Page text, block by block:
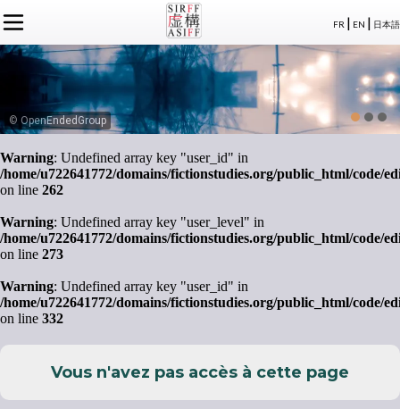
FR | EN | 日本語
L'ASSOCIATION
À PROPOS
ADHÉSION
ACTUALITÉS SIRFF
NOS CONGRÈS
SÉMINAIRES
ACTUALITÉS SUR LA FICTION
ÉVÉNEMENTS
MEMBRES
LE CONSEIL D’ADMINISTRATION
MEMBRES FONDATEURS
© OpenEndedGroup
Warning: Undefined array key "user_id" in
/home/u722641772/domains/fictionstudies.org/public_html/code/
on line 262
Warning: Undefined array key "user_level" in
/home/u722641772/domains/fictionstudies.org/public_html/code/
on line 273
Warning: Undefined array key "user_id" in
/home/u722641772/domains/fictionstudies.org/public_html/code/
on line 332
Vous n'avez pas accès à cette page